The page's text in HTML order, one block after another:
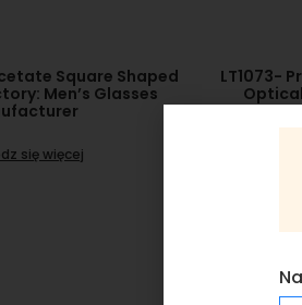
Square Shaped
Men’s Glasses
się więcej
LT1073-